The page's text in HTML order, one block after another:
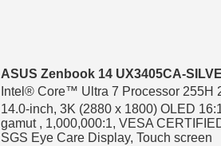
ASUS Zenbook 14 UX3405CA-
Intel® Core™ Ultra 7 Processor 255H
14.0-inch, 3K (2880 x 1800) OLED
gamut , 1,000,000:1, VESA
SGS Eye Care Display, Touch screen